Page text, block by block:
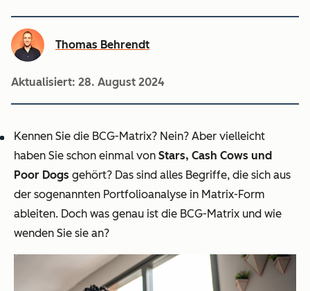
Thomas Behrendt
Aktualisiert: 28. August 2024
Kennen Sie die BCG-Matrix? Nein? Aber vielleicht
haben Sie schon einmal von Stars, Cash Cows und
Poor Dogs gehört? Das sind alles Begriffe, die sich aus
der sogenannten Portfolioanalyse in Matrix-Form
ableiten. Doch was genau ist die BCG-Matrix und wie
wenden Sie sie an?